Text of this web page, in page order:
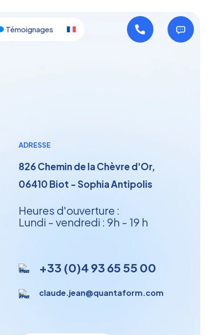
Témoignages
ADRESSE
826 Chemin de la Chèvre d'Or,
06410 Biot - Sophia Antipolis
Heures d'ouverture :
Lundi - vendredi : 9h - 19 h
+33 (0)4 93 65 55 00
claude.jean@quantaform.com